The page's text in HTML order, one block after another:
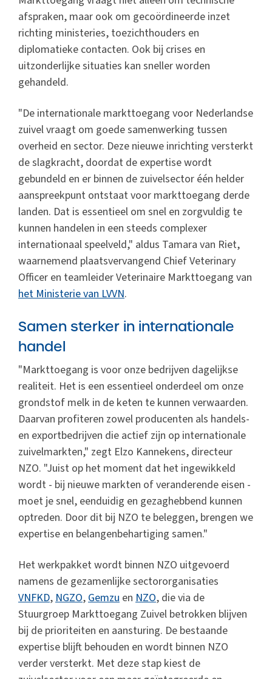
afspraken, maar ook om gecoördineerde inzet
richting ministeries, toezichthouders en
diplomatieke contacten. Ook bij crises en
uitzonderlijke situaties kan sneller worden
gehandeld.
"De internationale markttoegang voor Nederlandse
zuivel vraagt om goede samenwerking tussen
overheid en sector. Deze nieuwe inrichting versterkt
de slagkracht, doordat de expertise wordt
gebundeld en er binnen de zuivelsector één helder
aanspreekpunt ontstaat voor markttoegang derde
landen. Dat is essentieel om snel en zorgvuldig te
kunnen handelen in een steeds complexer
internationaal speelveld," aldus Tamara van Riet,
waarnemend plaatsvervangend Chief Veterinary
Officer en teamleider Veterinaire Markttoegang van
het Ministerie van LVVN.
Samen sterker in internationale
handel
"Markttoegang is voor onze bedrijven dagelijkse
realiteit. Het is een essentieel onderdeel om onze
grondstof melk in de keten te kunnen verwaarden.
Daarvan profiteren zowel producenten als handels-
en exportbedrijven die actief zijn op internationale
zuivelmarkten," zegt Elzo Kannekens, directeur
NZO. "Juist op het moment dat het ingewikkeld
wordt - bij nieuwe markten of veranderende eisen -
moet je snel, eenduidig en gezaghebbend kunnen
optreden. Door dit bij NZO te beleggen, brengen we
expertise en belangenbehartiging samen."
Het werkpakket wordt binnen NZO uitgevoerd
namens de gezamenlijke sectororganisaties
VNFKD,NGZO,Gemzu en NZO, die via de
Stuurgroep Markttoegang Zuivel betrokken blijven
bij de prioriteiten en aansturing. De bestaande
expertise blijft behouden en wordt binnen NZO
verder versterkt. Met deze stap kiest de